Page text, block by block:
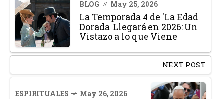
BLOG May 25, 2026
La Temporada 4 de 'La Edad
Dorada' Llegará en 2026: Un
Vistazo a lo que Viene
NEXT POST
ESPIRITUALES May 26, 2026